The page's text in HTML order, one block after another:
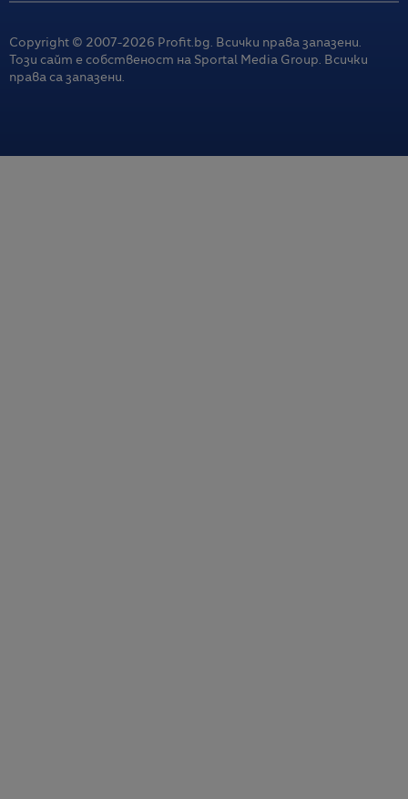
Copyright © 2007-2026 Profit.bg. Всички права запазени.
Този сайт е собственост на Sportal Media Group. Всички
права са запазени.